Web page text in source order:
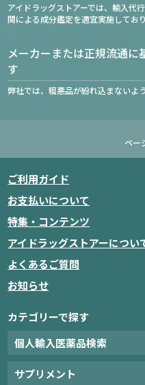
アイドラッグストアーでは、輸入代
関による成分鑑定を適宜実施しており
メーカーまたは正規流通に
す
弊社では、粗悪品が紛れ込まないよ
ペー
ご利用ガイド
お支払いについて
特集・コンテンツ
アイドラッグストアーについ
よくあるご質問
お知らせ
カテゴリーで探す
個人輸入医薬品検索
サプリメント